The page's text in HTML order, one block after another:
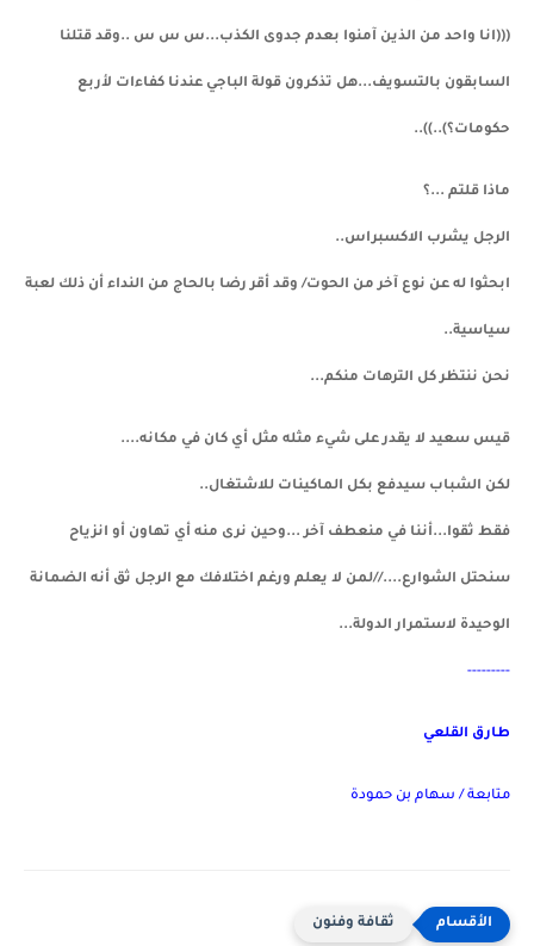
(((انا واحد من الذين آمنوا بعدم جدوى الكذب...س س س ..وقد قتلنا
السابقون بالتسويف...هل تذكرون قولة الباجي عندنا كفاءات لأربع
حكومات؟)..))..
ماذا قلتم ...؟
الرجل يشرب الاكسبراس..
ابحثوا له عن نوع آخر من الحوت/ وقد أقر رضا بالحاج من النداء أن ذلك لعبة
سياسية..
نحن ننتظر كل الترهات منكم...
قيس سعيد لا يقدر على شيء مثله مثل أي كان في مكانه....
لكن الشباب سيدفع بكل الماكينات للاشتغال..
فقط ثقوا...أننا في منعطف آخر ...وحين نرى منه أي تهاون أو انزياح
سنحتل الشوارع....//لمن لا يعلم ورغم اختلافك مع الرجل ثق أنه الضمانة
الوحيدة لاستمرار الدولة...
---------
طارق القلعي
متابعة / سهام بن حمودة
ثقافة وفنون